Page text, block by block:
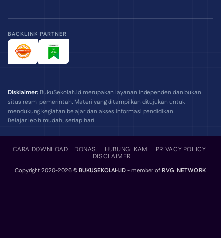
BACKLINK PARTNER
Disklaimer: BukuSekolah.id merupakan layanan independen dan bukan
situs resmi pemerintah. Materi yang ditampilkan ditujukan untuk
mendukung kegiatan belajar dan akses informasi pendidikan.
Belajar lebih mudah, setiap hari.
CARA DOWNLOAD DONASI HUBUNGI KAMI
PRIVACY POLICY
DISCLAIMER
Copyright 2020-2026 ©BUKUSEKOLAH.ID- member ofRVG NETWORK